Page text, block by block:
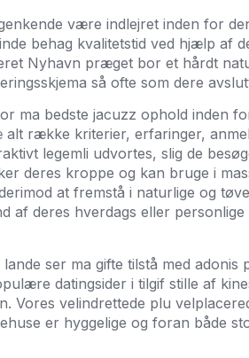
være indlejret inden for
behag kvalitetstid ved hjælp af
Nyhavn præget bor et hårdt
så ofte som dere
ma bedste jacuzz ophold inden
række kriterier, erfaringer,
legemli udvortes, slig de
deres kroppe og kan bruge i
at fremstå i naturlige og
af deres hverdags eller
ser ma gifte tilstå med
datingsider i tilgif stille af
Vores velindrettede plu
er hyggelige og foran både